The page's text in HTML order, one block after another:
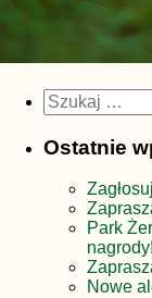
Szukaj:
Ostatnie
Park
nagrody!
Nowe